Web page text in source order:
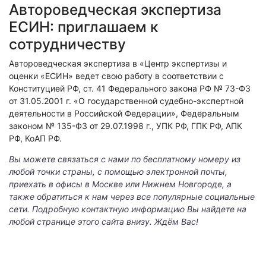
Автороведческая экспертиза
ЕСИН: приглашаем к
сотрудничеству
Автороведческая экспертиза в «Центр экспертизы и
оценки «ЕСИН» ведет свою работу в соответствии с
Конституцией РФ, ст. 41 Федерального закона РФ № 73-ФЗ
от 31.05.2001 г. «О государственной судебно-экспертной
деятельности в Российской Федерации», Федеральным
законом № 135-ФЗ от 29.07.1998 г., УПК РФ, ГПК РФ, АПК
РФ, КоАП РФ.
Вы можете связаться с нами по бесплатному номеру из
любой точки страны, с помощью электронной почты,
приехать в офисы в Москве или Нижнем Новгороде, а
также обратиться к нам через все популярные социальные
сети. Подробную контактную информацию Вы найдете на
любой странице этого сайта внизу. Ждём Вас!